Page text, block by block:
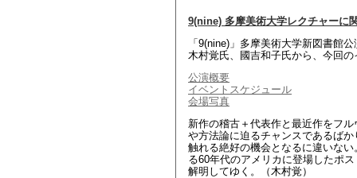
9(nine) 多摩美術大学レクチャーに
「9(nine)」多摩美術大学新図書館
木村覚氏、國吉和子氏から、今回
公演概要
イベントスケジュール
会場写真
新作の稽古＋代表作と最近作をフ
や方法論に迫るチャンスであるば
触れる絶好の機会となるに違いな
る60年代のアメリカに登場したポ
解明してゆく。（木村覚）